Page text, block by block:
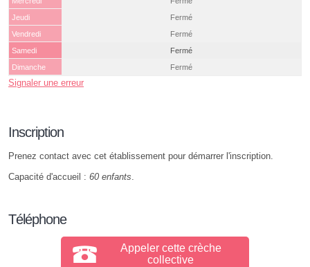
Jeudi
Fermé
Vendredi
Fermé
Samedi
Fermé
Dimanche
Fermé
Signaler une erreur
Inscription
Prenez contact avec cet établissement pour démarrer l'inscription.
Capacité d'accueil : 60 enfants
Téléphone
Appeler cette crèche
collective